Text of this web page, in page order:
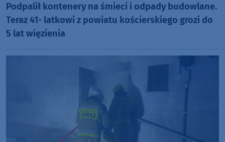
Podpalił kontenery na śmieci i odpady budowlane.
Teraz 41- latkowi z powiatu kościerskiego grozi do
5 lat więzienia